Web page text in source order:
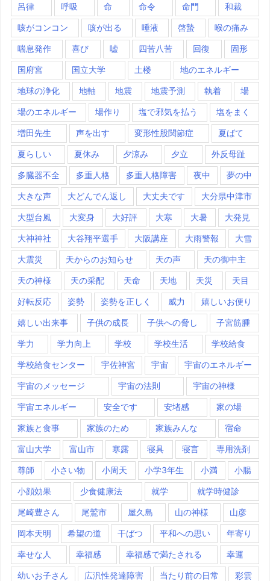
呂律 呼吸 命 命令 命門 和裁
咳がコンコン 咳が出る 唾液 啓蟄 喉の痛み
喘息発作 喜び 嘘 四苦八苦 回復 固形
国府宮 国立大学 土楼 地のエネルギー
地球の浄化 地軸 地震 地震予測 執着 場
場のエネルギー 場作り 塩で邪気を払う 塩をまく
増田先生 声を出す 変形性股関節症 夏ばて
夏らしい 夏休み 夕涼み 夕立 外反母趾
多臓器不全 多重人格 多重人格障害 夜中 夢の中
大きな声 大どんでん返し 大丈夫です 大分県中津市
大型台風 大変身 大好評 大寒 大暑 大発見
大神神社 大谷翔平選手 大阪講座 大雨警報 大雪
大震災 天からのお知らせ 天の声 天の御中主
天の神様 天の采配 天命 天地 天災 天目
好転反応 姿勢 姿勢を正しく 威力 嬉しいお便り
嬉しい出来事 子供の成長 子供への脅し 子宮筋腫
学力 学力向上 学校 学校生活 学校給食
学校給食センター 宇佐神宮 宇宙 宇宙のエネルギー
宇宙のメッセージ 宇宙の法則 宇宙の神様
宇宙エネルギー 安全です 安堵感 家の場
家族と食事 家族のため 家族みんな 宿命
富山大学 富山市 寒露 寝具 寝言 専用洗剤
尊師 小さい物 小周天 小学3年生 小満 小腸
小顔効果 少食健康法 就学 就学時健診
尾崎豊さん 尾鷲市 屋久島 山の神様 山彦
岡本天明 希望の道 干ばつ 平和への思い 年寄り
幸せな人 幸福感 幸福感で満たされる 幸運
幼いお子さん 広汎性発達障害 当たり前の日常 彩雲